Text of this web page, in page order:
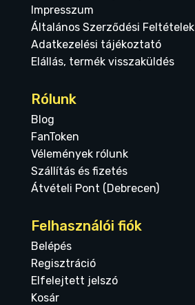
Impresszum
Általános Szerződési Feltételek
Adatkezelési tájékoztató
Elállás, termék visszaküldés
Rólunk
Blog
FanToken
Vélemények rólunk
Szállítás és fizetés
Átvételi Pont (Debrecen)
Felhasználói fiók
Belépés
Regisztráció
Elfelejtett jelszó
Kosár